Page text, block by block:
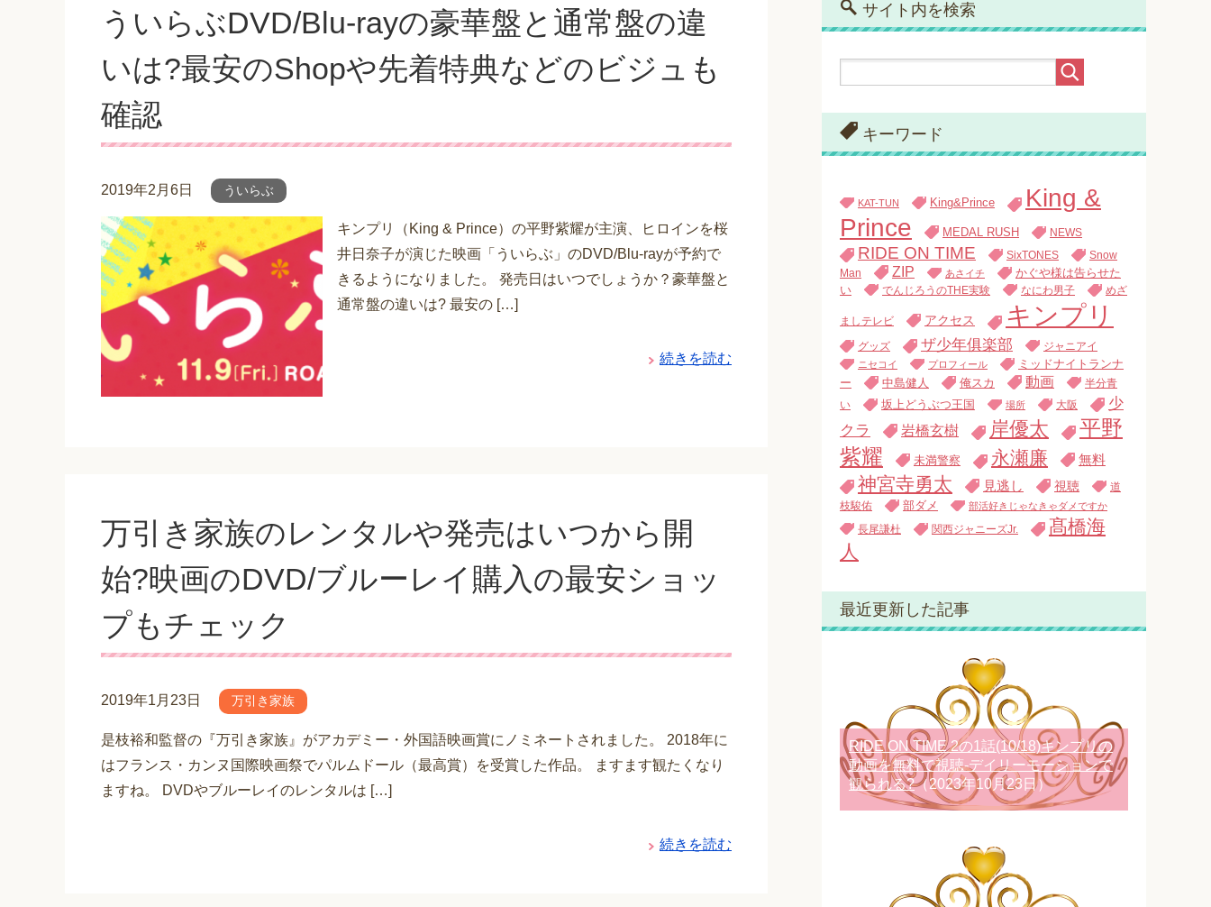
ういらぶDVD/Blu-rayの豪華盤と通常盤の違
いは?最安のShopや先着特典などのビジュも
確認
2019年2月6日 ういらぶ
キンプリ（King & Prince）の平野紫耀が主演、ヒロインを桜
井日奈子が演じた映画「ういらぶ」のDVD/Blu-rayが予約で
きるようになりました。 発売日はいつでしょうか？豪華盤と
通常盤の違いは? 最安の […]
続きを読む
万引き家族のレンタルや発売はいつから開
始?映画のDVD/ブルーレイ購入の最安ショッ
プもチェック
2019年1月23日 万引き家族
是枝裕和監督の『万引き家族』がアカデミー・外国語映画賞にノミネートされました。 2018年に
はフランス・カンヌ国際映画祭でパルムドール（最高賞）を受賞した作品。 ますます観たくなり
ますね。 DVDやブルーレイのレンタルは […]
続きを読む
サイト内を検索
キーワード
KAT-TUN King&Prince
King &
Prince
MEDAL RUSH NEWS
RIDE ON TIME SixTONES
Snow
Man
ZIP あさイチ
かぐや様は告らせた
い
でんじろうのTHE実験 なにわ男子 めざ
ましテレビ アクセス キンプリ
グッズ ザ少年俱楽部 ジャニアイ
ニセコイ プロフィール
ミッドナイトランナ
ー
中島健人 俺スカ 動画
半分青
い
坂上どうぶつ王国 場所 大阪
少
クラ
岩橋玄樹 岸優太
平野
紫耀
未満警察 永瀬廉 無料
神宮寺勇太 見逃し 視聴
道
枝駿佑
部ダメ 部活好きじゃなきゃダメですか
長尾謙杜 関西ジャニーズJr.
髙橋海
人
最近更新した記事
RIDE ON TIME 2の1話(10/18)キンプリの
動画を無料で視聴-デイリーモーションで
観られる?（2023年10月23日）